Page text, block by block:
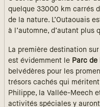
quelque 33000 km carrés
de la nature. L’Outaouais
à l’automne, d’autant plus
La première destination
est évidemment le Parc de
belvédères pour les
trésors cachés qui
Philippe, la Vallée-Meech
activités spéciales y